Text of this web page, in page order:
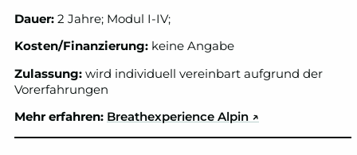
Dauer: 2 Jahre; Modul I-IV;
Kosten/Finanzierung: keine Angabe
Zulassung: wird individuell vereinbart aufgrund der
Vorerfahrungen
Mehr erfahren: Breathexperience Alpin ↗